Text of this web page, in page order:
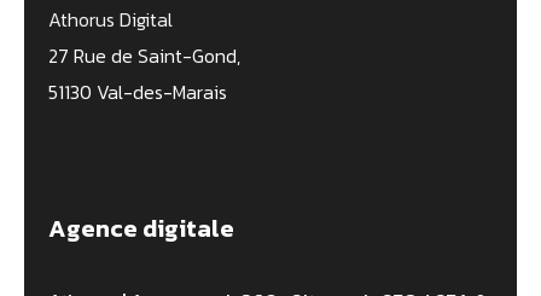
Athorus Digital
27 Rue de Saint-Gond,
51130 Val-des-Marais
Agence digitale